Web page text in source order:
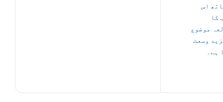
اس
کا
موضوع
وسعت
ہے۔